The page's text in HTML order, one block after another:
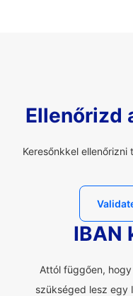
Ellenőrizd
Keresőnkkel
IBAN
Attól függően,
szükséged lesz egy